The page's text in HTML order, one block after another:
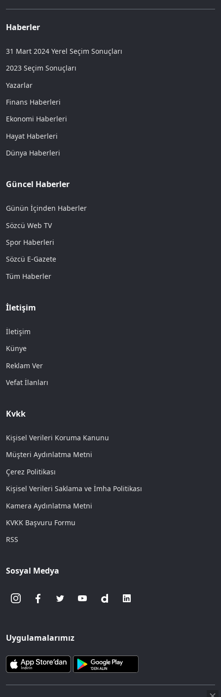
Haberler
31 Mart 2024 Yerel Seçim Sonuçları
2023 Seçim Sonuçları
Yazarlar
Finans Haberleri
Ekonomi Haberleri
Hayat Haberleri
Dünya Haberleri
Güncel Haberler
Günün İçinden Haberler
Sözcü Web TV
Spor Haberleri
Sözcü E-Gazete
Tüm Haberler
İletişim
İletişim
Künye
Reklam Ver
Vefat İlanları
Kvkk
Kişisel Verileri Koruma Kanunu
Müşteri Aydınlatma Metni
Çerez Politikası
Kişisel Verileri Saklama ve İmha Politikası
Kamera Aydınlatma Metni
KVKK Başvuru Formu
RSS
Sosyal Medya
Uygulamalarımız